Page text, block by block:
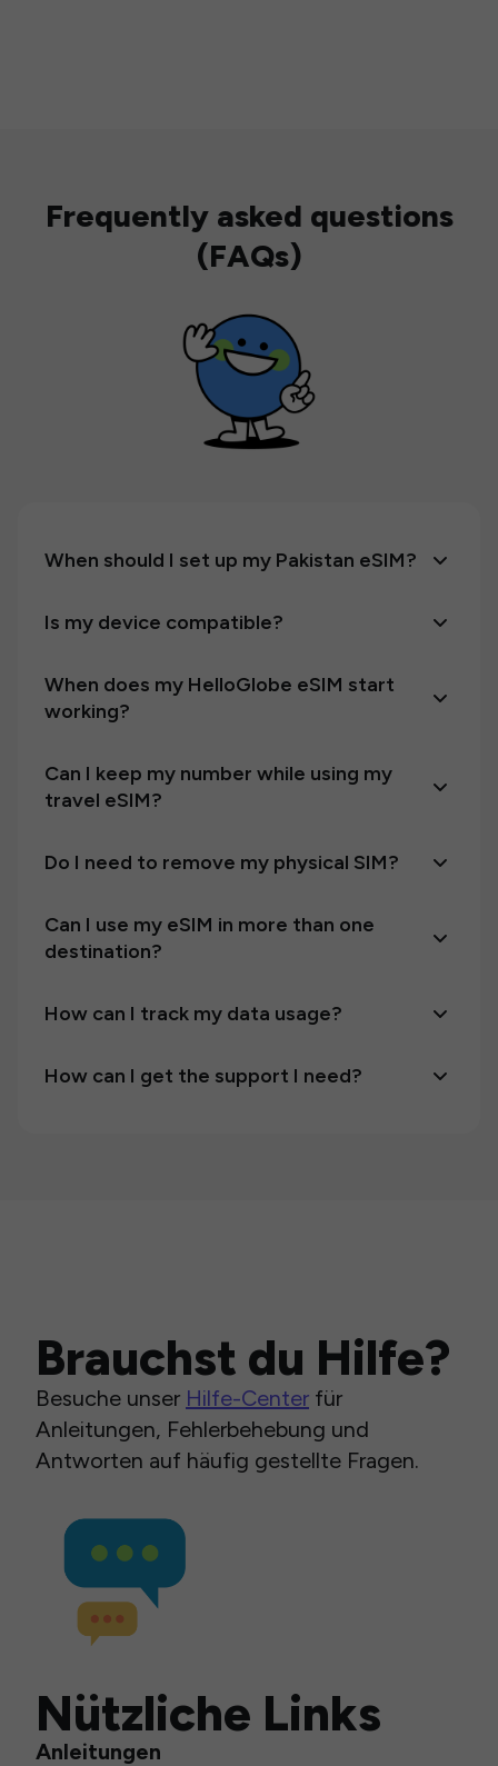
Frequently asked questions
(FAQs)
When should I set up my Pakistan eSIM?
Is my device compatible?
When does my HelloGlobe eSIM start
working?
Can I keep my number while using my
travel eSIM?
Do I need to remove my physical SIM?
Can I use my eSIM in more than one
destination?
How can I track my data usage?
How can I get the support I need?
Brauchst du Hilfe?
Besuche unser Hilfe-Center für
Anleitungen, Fehlerbehebung und
Antworten auf häufig gestellte Fragen.
Nützliche Links
Anleitungen